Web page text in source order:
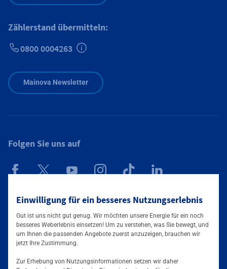
Einwilligung für ein besseres Nutzungserlebnis
Gut ist uns nicht gut genug. Wir möchten unsere Energie für ein noch
besseres Weberlebnis einsetzen! Um zu verstehen, was Sie bewegt, und
um Ihnen die passenden Angebote zuerst anzuzeigen, brauchen wir
jetzt Ihre Zustimmung.
Zur Erhebung von Nutzungsinformationen setzen wir daher
Zählerstand übermitteln:
0800 0004263
Mainova Newsletter
Folgen Sie uns auf
Mainova App